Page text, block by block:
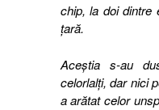
chip, la doi dintre
ţară.
Aceştia s-au
celorlalţi, dar nici
a arătat celor